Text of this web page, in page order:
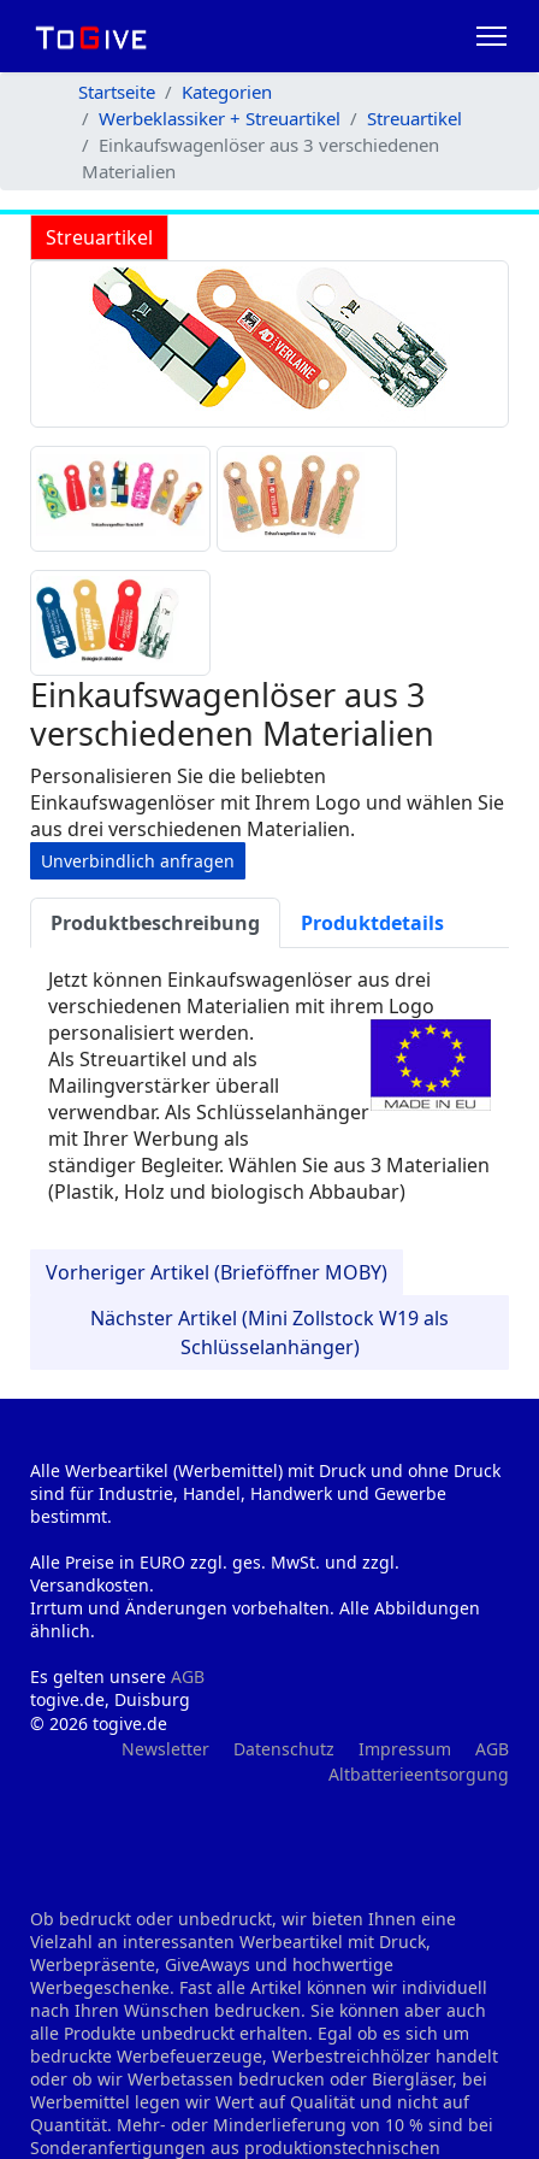
Startseite
Kategorien
Werbeklassiker + Streuartikel
Streuartikel
Einkaufswagenlöser aus 3 verschiedenen
Materialien
Streuartikel
Einkaufswagenlöser aus 3
verschiedenen Materialien
Personalisieren Sie die beliebten
Einkaufswagenlöser mit Ihrem Logo und wählen Sie
aus drei verschiedenen Materialien.
Unverbindlich anfragen
Produktbeschreibung Produktdetails
Jetzt können Einkaufswagenlöser aus drei
verschiedenen Materialien mit ihrem Logo
personalisiert werden.
Als Streuartikel und als
Mailingverstärker überall
verwendbar. Als Schlüsselanhänger
mit Ihrer Werbung als
ständiger Begleiter. Wählen Sie aus 3 Materialien
(Plastik, Holz und biologisch Abbaubar)
Vorheriger Artikel (Brieföffner MOBY)
Nächster Artikel (Mini Zollstock W19 als
Schlüsselanhänger)
Alle Werbeartikel (Werbemittel) mit Druck und ohne Druck
sind für Industrie, Handel, Handwerk und Gewerbe
bestimmt.
Alle Preise in EURO zzgl. ges. MwSt. und zzgl.
Versandkosten.
Irrtum und Änderungen vorbehalten. Alle Abbildungen
ähnlich.
Es gelten unsere AGB
togive.de, Duisburg
© 2026 togive.de
Newsletter
Datenschutz Impressum
AGB
Altbatterieentsorgung
Ob bedruckt oder unbedruckt, wir bieten Ihnen eine
Vielzahl an interessanten Werbeartikel mit Druck,
Werbepräsente, GiveAways und hochwertige
Werbegeschenke. Fast alle Artikel können wir individuell
nach Ihren Wünschen bedrucken. Sie können aber auch
alle Produkte unbedruckt erhalten. Egal ob es sich um
bedruckte Werbefeuerzeuge, Werbestreichhölzer handelt
oder ob wir Werbetassen bedrucken oder Biergläser, bei
Werbemittel legen wir Wert auf Qualität und nicht auf
Quantität. Mehr- oder Minderlieferung von 10 % sind bei
Sonderanfertigungen aus produktionstechnischen